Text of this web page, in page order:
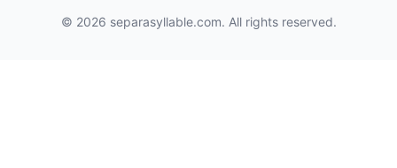
© 2026 separasyllable.com. All rights reserved.